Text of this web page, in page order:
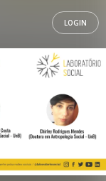
LOGIN